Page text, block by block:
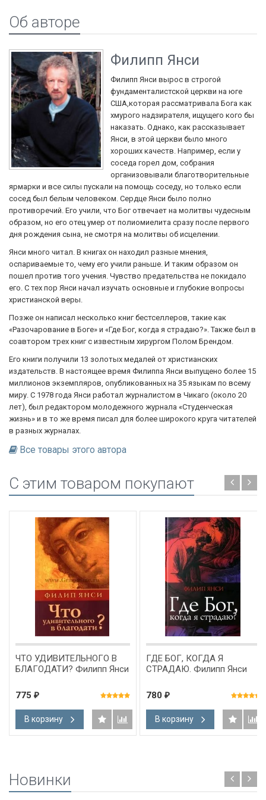
Об авторе
Филипп Янси
Филипп Янси вырос в строгой
фундаменталистской церкви на юге
США,которая рассматривала Бога как
хмурого надзирателя, ищущего кого бы
наказать. Однако, как рассказывает
Янси, в этой церкви было много
хороших качеств. Например, если у
соседа горел дом, собрания
организовывали благотворительные
ярмарки и все силы пускали на помощь соседу, но только если
сосед был белым человеком. Сердце Янси было полно
противоречий. Его учили, что Бог отвечает на молитвы чудесным
образом, но его отец умер от полиомиелита сразу после первого
дня рождения сына, не смотря на молитвы об исцелении.
Янси много читал. В книгах он находил разные мнения,
оспариваемые то, чему его учили раньше. И таким образом он
пошел против того учения. Чувство предательства не покидало
его. С тех пор Янси начал изучать основные и глубокие вопросы
христианской веры.
Позже он написал несколько книг бестселлеров, такие как
«Разочарование в Боге» и «Где Бог, когда я страдаю?». Также был в
соавтором трех книг с известным хирургом Полом Брендом.
Его книги получили 13 золотых медалей от христианских
издательств. В настоящее время Филиппа Янси выпущено более 15
миллионов экземпляров, опубликованных на 35 языкам по всему
миру. С 1978 года Янси работал журналистом в Чикаго (около 20
лет), был редактором молодежного журнала «Студенческая
жизнь» и в то же время писал для более широкого круга читателей
в разных журналах.
Все товары этого автора
C этим товаром покупают
ЧТО УДИВИТЕЛЬНОГО В
БЛАГОДАТИ? Филипп Янси
775 ₽
В корзину
ГДЕ БОГ, КОГДА Я
СТРАДАЮ. Филипп Янси
780 ₽
В корзину
Новинки